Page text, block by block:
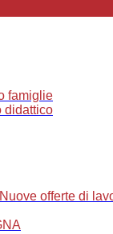
famiglie
didattico
offerte di